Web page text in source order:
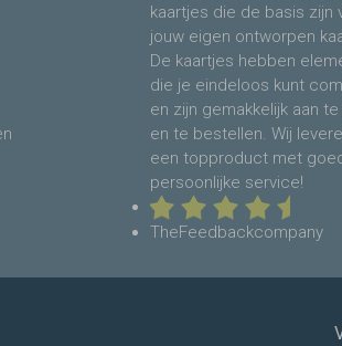
kaartjes die de basis zijn
jouw eigen ontworpen
De kaartjes hebben
die je eindeloos kunt
en zijn gemakkelijk aan
en te bestellen. Wij
een topproduct met
persoonlijke service!
TheFeedbackcompany